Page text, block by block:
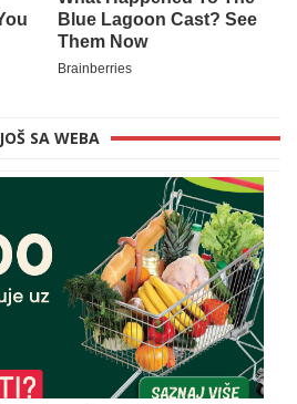
JOŠ SA WEBA